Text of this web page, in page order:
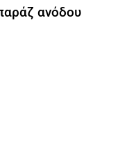
ανόδου